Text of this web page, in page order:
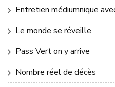
Entretien médiumnique
Le monde se réveille
Pass Vert on y arrive
Nombre réel de décès